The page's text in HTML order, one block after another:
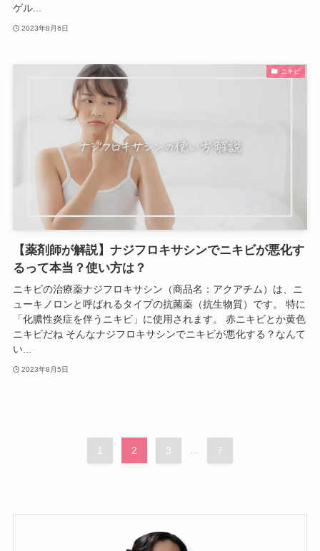
ゲル...
2023年8月6日
ニキビ
【薬剤師が解説】ナジフロキサシンでニキビが悪化す
るって本当？使い方は？
ニキビの治療薬ナジフロキサシン（商品名：アクアチム）は、ニ
ューキノロンと呼ばれるタイプの抗菌薬（抗生物質）です。 特に
「化膿性炎症を伴うニキビ」に使用されます。 赤ニキビとか黄色
ニキビだね そんなナジフロキサシンでニキビが悪化する？なんて
い...
2023年8月5日
1 2 3 ... 7